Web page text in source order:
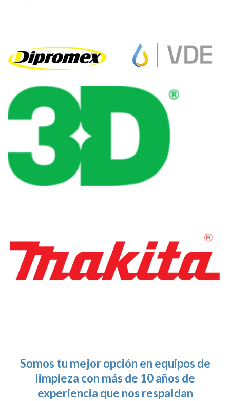
Somos tu mejor opción en equipos de
limpieza con más de 10 años de
experiencia que nos respaldan